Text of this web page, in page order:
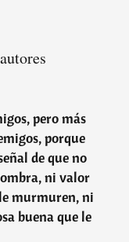
pero más
porque
de que no
ni valor
murmuren, ni
buena que le